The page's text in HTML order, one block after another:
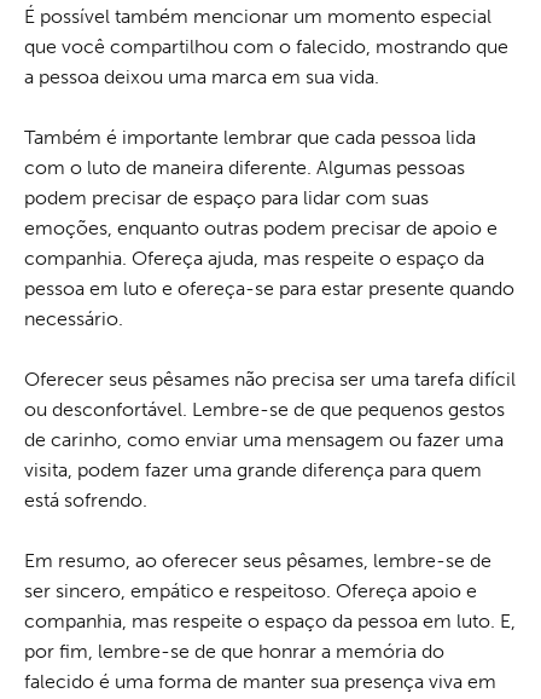
É possível também mencionar um momento especial
que você compartilhou com o falecido, mostrando que
a pessoa deixou uma marca em sua vida.
Também é importante lembrar que cada pessoa lida
com o luto de maneira diferente. Algumas pessoas
podem precisar de espaço para lidar com suas
emoções, enquanto outras podem precisar de apoio e
companhia. Ofereça ajuda, mas respeite o espaço da
pessoa em luto e ofereça-se para estar presente quando
necessário.
Oferecer seus pêsames não precisa ser uma tarefa difícil
ou desconfortável. Lembre-se de que pequenos gestos
de carinho, como enviar uma mensagem ou fazer uma
visita, podem fazer uma grande diferença para quem
está sofrendo.
Em resumo, ao oferecer seus pêsames, lembre-se de
ser sincero, empático e respeitoso. Ofereça apoio e
companhia, mas respeite o espaço da pessoa em luto. E,
por fim, lembre-se de que honrar a memória do
falecido é uma forma de manter sua presença viva em